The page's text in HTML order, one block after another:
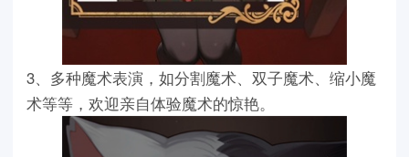
3、多种魔术表演，如分割魔术、双子魔术、缩小魔
术等等，欢迎亲自体验魔术的惊艳。